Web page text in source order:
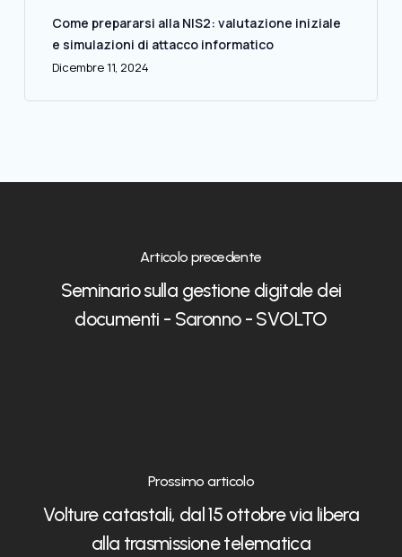
Come prepararsi alla NIS2: valutazione iniziale
e simulazioni di attacco informatico
Dicembre 11, 2024
Articolo precedente
Seminario sulla gestione digitale dei
documenti - Saronno - SVOLTO
Prossimo articolo
Volture catastali, dal 15 ottobre via libera
alla trasmissione telematica